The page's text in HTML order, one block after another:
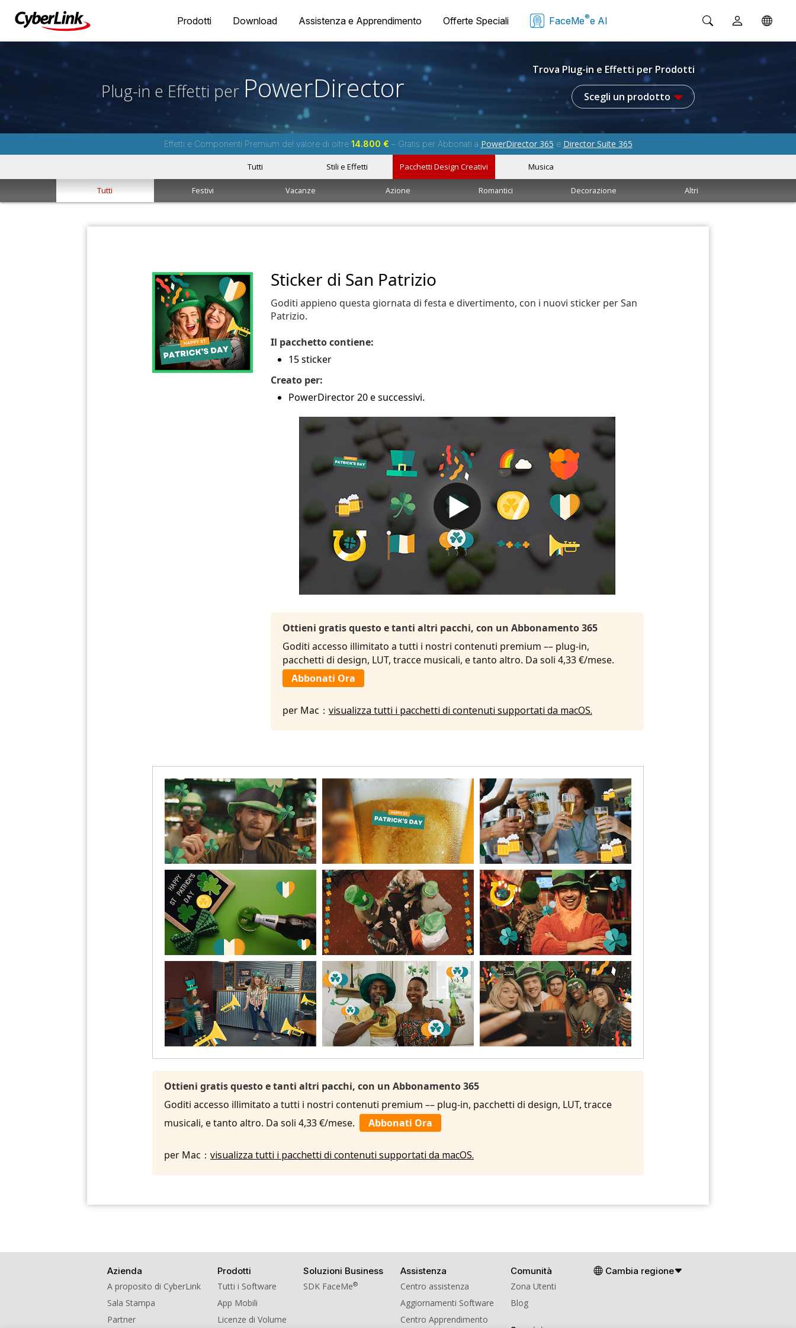
Prodotti Download Assistenza e Apprendimento Offerte Speciali FaceMe®e AI
Plug-in e Effetti per PowerDirector
Trova Plug-in e Effetti per Prodotti
Scegli un prodotto
Effetti e Componenti Premium del valore di oltre 14.800 € – Gratis per Abbonati a PowerDirector 365 e Director Suite 365
Tutti Stili e Effetti Pacchetti Design Creativi Musica
Tutti Festivi Vacanze Azione Romantici Decorazione Altri
Sticker di San Patrizio
Goditi appieno questa giornata di festa e divertimento, con i nuovi sticker per San
Patrizio.
Il pacchetto contiene:
15 sticker
Creato per:
PowerDirector 20 e successivi.
Ottieni gratis questo e tanti altri pacchi, con un Abbonamento 365
Goditi accesso illimitato a tutti i nostri contenuti premium –– plug-in,
pacchetti di design, LUT, tracce musicali, e tanto altro. Da soli 4,33 €/mese.
Abbonati Ora
per Mac： visualizza tutti i pacchetti di contenuti supportati da macOS.
Ottieni gratis questo e tanti altri pacchi, con un Abbonamento 365
Goditi accesso illimitato a tutti i nostri contenuti premium –– plug-in, pacchetti di design, LUT, tracce
musicali, e tanto altro. Da soli 4,33 €/mese.
Abbonati Ora
per Mac： visualizza tutti i pacchetti di contenuti supportati da macOS.
Azienda
A proposito di CyberLink
Sala Stampa
Partner
Prodotti
Tutti i Software
App Mobili
Licenze di Volume
Soluzioni Business
SDK FaceMe®
Assistenza
Centro assistenza
Aggiornamenti Software
Centro Apprendimento
Comunità
Zona Utenti
Blog
Cambia regione